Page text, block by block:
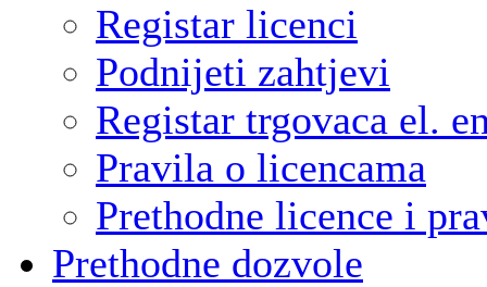
Registar licenci
Podnijeti zahtjevi
Registar trgovaca el.
Pravila o licencama
Prethodne licence i
Prethodne dozvole